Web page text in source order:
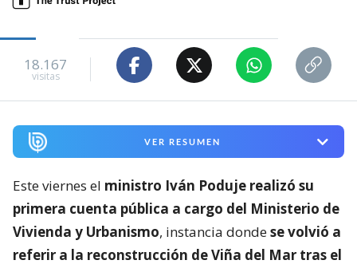
18.167
visitas
VER RESUMEN
Este viernes el ministro Iván Poduje realizó su
primera cuenta pública a cargo del Ministerio de
Vivienda y Urbanismo, instancia dondese volvió a
referir a la reconstrucción de Viña del Mar tras el